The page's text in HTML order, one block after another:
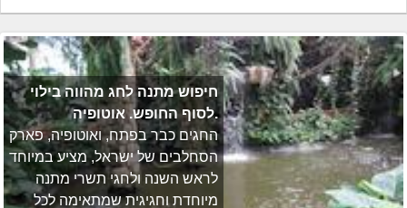
חיפוש מתנה לחג מהווה בילוי
לסוף החופש. אוטופיה.
החגים כבר בפתח, ואוטופיה, פארק
הסחלבים של ישראל, מציע במיוחד
לראש השנה ולחגי תשרי מתנה
מיוחדת וחגיגית שמתאימה לכל